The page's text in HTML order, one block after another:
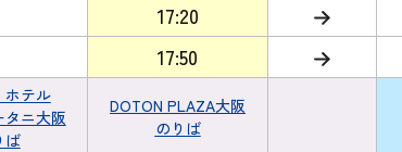
17:20
17:50
ホテル
タニ大阪
ば
DOTON PLAZA大阪
のりば